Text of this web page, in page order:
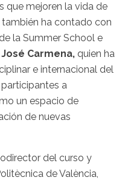
que mejoren la vida de
también ha contado con
la Summer School e
José Carmena, quien ha
e internacional del
a
un espacio de
de nuevas
del curso y
de València,